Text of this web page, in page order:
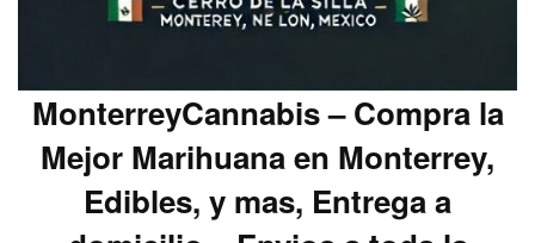
MonterreyCannabis – Compra la
Mejor Marihuana en Monterrey,
Edibles, y mas, Entrega a